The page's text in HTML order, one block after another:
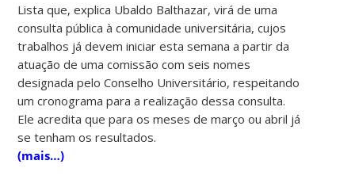
Lista que, explica Ubaldo Balthazar, virá de uma
consulta pública à comunidade universitária, cujos
trabalhos já devem iniciar esta semana a partir da
atuação de uma comissão com seis nomes
designada pelo Conselho Universitário, respeitando
um cronograma para a realização dessa consulta.
Ele acredita que para os meses de março ou abril já
se tenham os resultados.
(mais…)